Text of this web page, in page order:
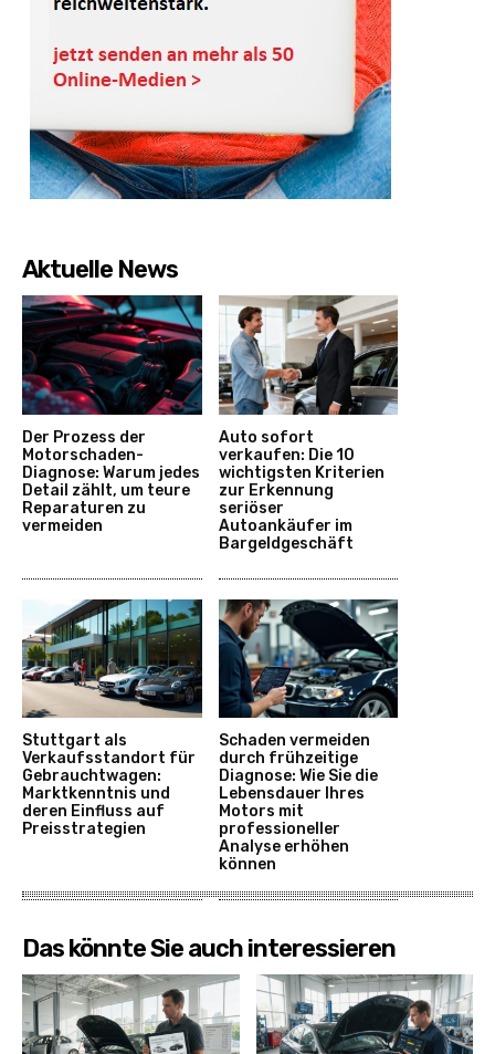
Aktuelle News
Der Prozess der
Motorschaden-
Diagnose: Warum jedes
Detail zählt, um teure
Reparaturen zu
vermeiden
Auto sofort
verkaufen: Die 10
wichtigsten Kriterien
zur Erkennung
seriöser
Autoankäufer im
Bargeldgeschäft
Stuttgart als
Verkaufsstandort für
Gebrauchtwagen:
Marktkenntnis und
deren Einfluss auf
Preisstrategien
Schaden vermeiden
durch frühzeitige
Diagnose: Wie Sie die
Lebensdauer Ihres
Motors mit
professioneller
Analyse erhöhen
können
Das könnte Sie auch interessieren